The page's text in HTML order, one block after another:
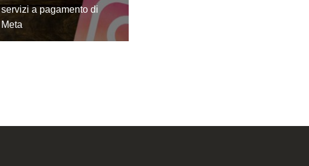
servizi a pagamento di
Meta